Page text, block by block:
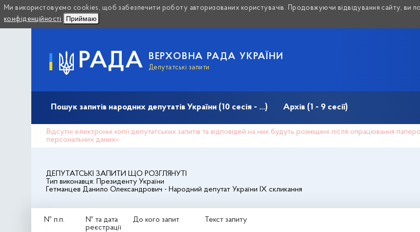
Ми використовуємо cookies, щоб забезпечити роботу авторизованих користувачів. Продовжуючи відвідування сайту, ви
конфіденційності
Приймаю
РАДА ВЕРХОВНА РАДА УКРАЇНИ
Депутатські запити
Пошук запитів народних депутатів України (10 сесія - ...) Архів (1 - 9 сесії)
Відсутні електронні копії депутатських запитів та відповідей на них будуть розміщені після опрацювання
персональних даних».
ДЕПУТАТСЬКІ ЗАПИТИ ЩО РОЗГЛЯНУТІ
Тип виконавця: Президенту України
Гетманцев Данило Олександрович - Народний депутат України IX скликання
№ п.п.
№ та дата
реєстрації
До кого запит Текст запиту